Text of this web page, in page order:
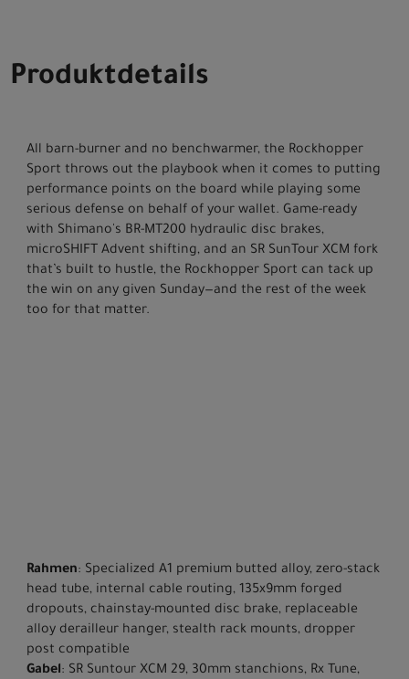
Produktdetails
All barn-burner and no benchwarmer, the Rockhopper
Sport throws out the playbook when it comes to putting
performance points on the board while playing some
serious defense on behalf of your wallet. Game-ready
with Shimano's BR-MT200 hydraulic disc brakes,
microSHIFT Advent shifting, and an SR SunTour XCM fork
that’s built to hustle, the Rockhopper Sport can tack up
the win on any given Sunday—and the rest of the week
too for that matter.
Rahmen: Specialized A1 premium butted alloy, zero-stack
head tube, internal cable routing, 135x9mm forged
dropouts, chainstay-mounted disc brake, replaceable
alloy derailleur hanger, stealth rack mounts, dropper
post compatible
Gabel: SR Suntour XCM 29, 30mm stanchions, Rx Tune,